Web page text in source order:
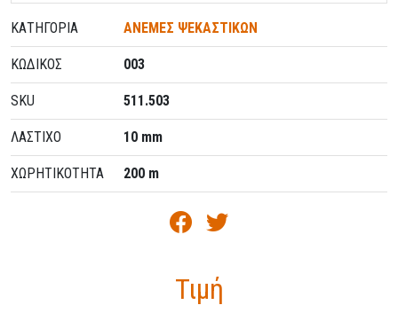
ΚΑΤΗΓΟΡΊΑ ΑΝΕΜΕΣ ΨΕΚΑΣΤΙΚΩΝ
ΚΩΔΙΚΌΣ 003
SKU 511.503
ΛΑΣΤΙΧΟ 10 mm
ΧΩΡΗΤΙΚΟΤΗΤΑ 200 m
Τιμή